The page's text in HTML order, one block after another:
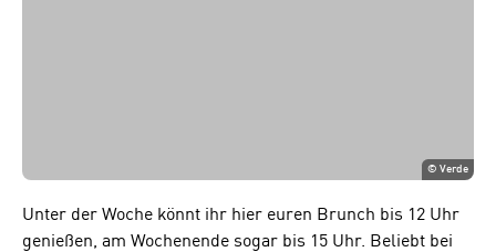
©Verde
Unter der Woche könnt ihr hier euren Brunch bis 12 Uhr
genießen, am Wochenende sogar bis 15 Uhr. Beliebt bei